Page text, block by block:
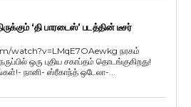
‘தி பாரடைஸ்’ படத்தின் டீசர்
watch?v=LMqE7OAewkg நரகம்
ஒரு புதிய சகாப்தம் தொடங்குகிறது!
நானி- ஸ்ரீகாந்த் ஒடேலா-...